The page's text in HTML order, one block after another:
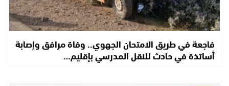
فاجعة في طريق الامتحان الجهوي.. وفاة مرافق وإصابة
أساتذة في حادث للنقل المدرسي بإقليم…